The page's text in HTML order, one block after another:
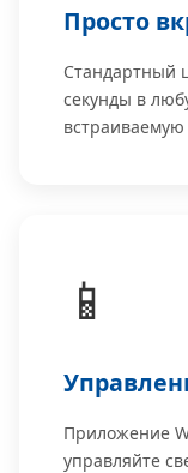
Просто
Стандартный
секунды в
📱
Приложение
управляйте